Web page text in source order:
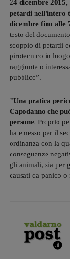
24 dicembre 2015,
petardi nell'intero
dicembre fino alle
testo del
scoppio di petardi
pirotecnico in
raggiunte o
pubblico”.
"Una pratica
Capodanno che
persone. Proprio
ha emesso per il
ordinanza con la
conseguenze
gli animali, sia per
causati da panico o